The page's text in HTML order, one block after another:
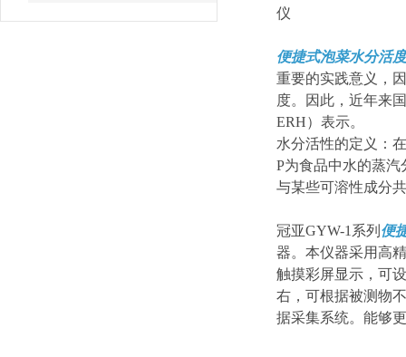
仪
便捷式泡菜水分活
重要的实践意义，
度。因此，近年来
ERH）表示。
水分活性的定义：
P为食品中水的蒸
与某些可溶性成分
冠亚GYW-1系列 便
器。本仪器采用高
触摸彩屏显示，可
右，可根据被测物
据采集系统。能够